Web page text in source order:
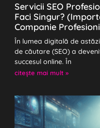
Servicii SEO
Faci Singur?
Companie
În lumea digitală de
de căutare (SEO) a
succesul online. În
citeşte mai mult »